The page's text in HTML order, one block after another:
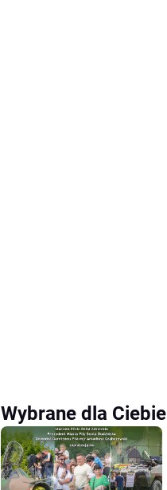
Wybrane dla Ciebie